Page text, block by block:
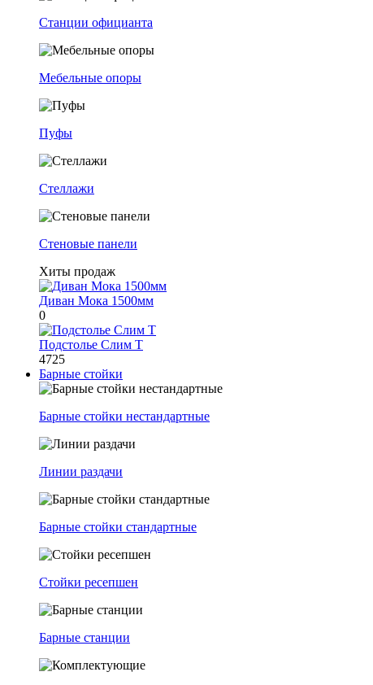
Станции официанта
Мебельные опоры
Пуфы
Стеллажи
Стеновые панели
Хиты продаж
Диван Мока 1500мм
0
Подстолье Слим Т
4725
Барные стойки
Барные стойки нестандартные
Линии раздачи
Барные стойки стандартные
Стойки ресепшен
Барные станции